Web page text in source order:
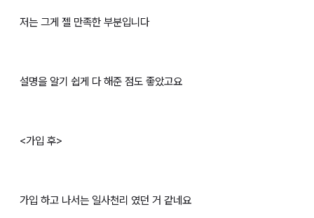
저는 그게 젤 만족한 부분입니다
설명을 알기 쉽게 다 해준 점도 좋았고요
<가입 후>
가입 하고 나서는 일사천리 였던 거 같네요